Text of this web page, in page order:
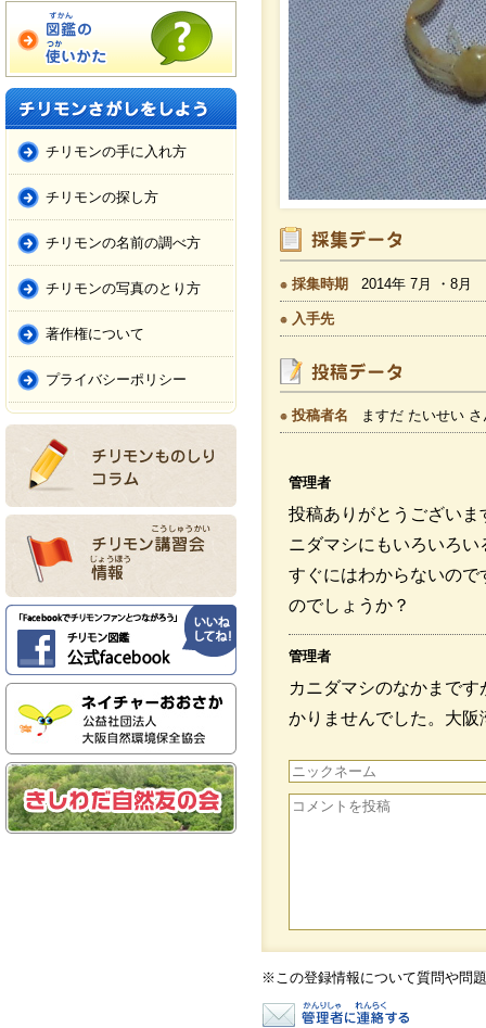
チリモンの手に入れ方
チリモンの探し方
チリモンの名前の調べ方
チリモンの写真のとり方
著作権について
プライバシーポリシー
採集時期 2014年 7月 ・8月
入手先
投稿者名 ますだ たいせい さ
管理者
投稿ありがとうござい
ニダマシにもいろいろ
すぐにはわからないの
のでしょうか？
管理者
カニダマシのなかまで
かりませんでした。大
※この登録情報について質問や問